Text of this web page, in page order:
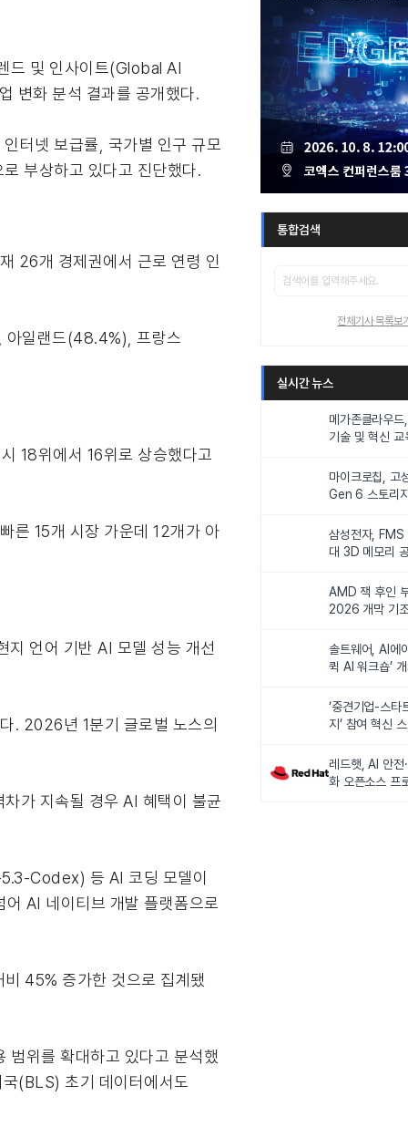
드 및 인사이트(Global AI
변화 분석 결과를 공개했다.
터넷 보급률, 국가별 인구 규모
부상하고 있다고 진단했다.
26개 경제권에서 근로 연령 인
아일랜드(48.4%), 프랑스
18위에서 16위로 상승했다고
른 15개 시장 가운데 12개가 아
지 언어 기반 AI 모델 성능 개선
. 2026년 1분기 글로벌 노스의
가 지속될 경우 AI 혜택이 불균
Codex) 등 AI 코딩 모델이
AI 네이티브 개발 플랫폼으로
45% 증가한 것으로 집계됐
범위를 확대하고 있다고 분석했
(BLS) 초기 데이터에서도
통합검색
전체기사 목록보
실시간 뉴스
메가존클라우드
기술 및 혁신
마이크로칩, 고
Gen 6 스토리
삼성전자,
대 3D 메모리
AMD 잭 후인
2026 개막 기
솔트웨어, AI에
퀵 AI 워크숍’
‘중견기업-스타
지’ 참여 혁신
레드햇, AI 안전
화 오픈소스 프